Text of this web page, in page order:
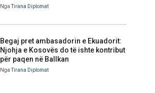
NgaTirana Diplomat
Begaj pret ambasadorin e Ekuadorit:
Njohja e Kosovës do të ishte kontribut
për paqen në Ballkan
NgaTirana Diplomat